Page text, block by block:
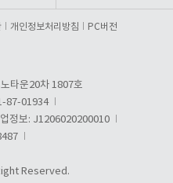
개인정보처리방침 PC버전
타운20차 1807호
87-01934
정보: J1206020200010
Reserved.